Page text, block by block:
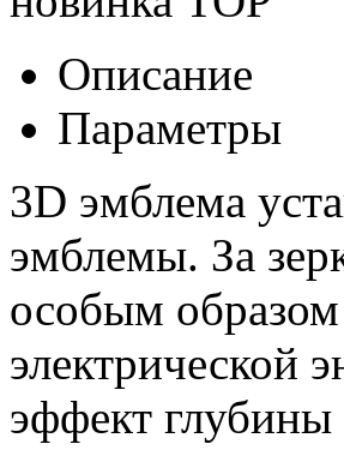
Описание
Параметры
3D эмблема
эмблемы. За
особым
электрической
эффект глубины